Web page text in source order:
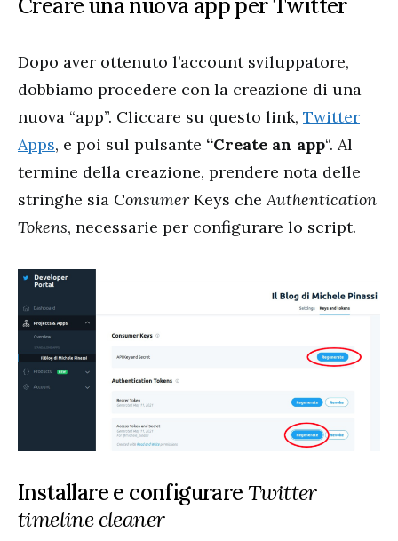
Creare una nuova app per Twitter
Dopo aver ottenuto l’account sviluppatore,
dobbiamo procedere con la creazione di una
nuova “app”. Cliccare su questo link, Twitter
Apps, e poi sul pulsante “Create an app“. Al
termine della creazione, prendere nota delle
stringhe sia Consumer Keys cheAuthentication
Tokens, necessarie per configurare lo script.
Installare e configurare Twitter
timeline cleaner